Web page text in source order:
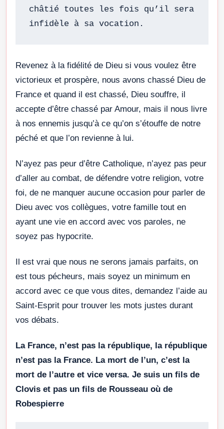
châtié toutes les fois qu’il sera
infidèle à sa vocation.
Revenez à la fidélité de Dieu si vous voulez être
victorieux et prospère, nous avons chassé Dieu de
France et quand il est chassé, Dieu souffre, il
accepte d’être chassé par Amour, mais il nous livre
à nos ennemis jusqu’à ce qu’on s’étouffe de notre
péché et que l’on revienne à lui.
N’ayez pas peur d’être Catholique, n’ayez pas peur
d’aller au combat, de défendre votre religion, votre
foi, de ne manquer aucune occasion pour parler de
Dieu avec vos collègues, votre famille tout en
ayant une vie en accord avec vos paroles, ne
soyez pas hypocrite.
Il est vrai que nous ne serons jamais parfaits, on
est tous pécheurs, mais soyez un minimum en
accord avec ce que vous dites, demandez l’aide au
Saint-Esprit pour trouver les mots justes durant
vos débats.
La France, n’est pas la république, la république
n’est pas la France. La mort de l’un, c’est la
mort de l’autre et vice versa. Je suis un fils de
Clovis et pas un fils de Rousseau où de
Robespierre